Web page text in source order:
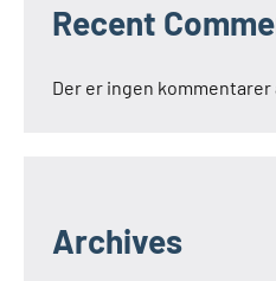
Recent
Der er ingen kommentarer
Archives